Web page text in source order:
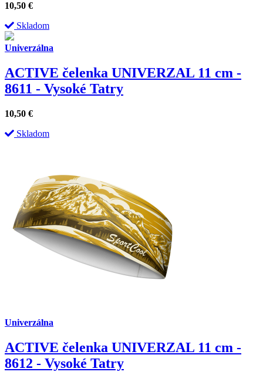
10,50 €
Skladom
Univerzálna
ACTIVE čelenka UNIVERZAL 11 cm -
8611 - Vysoké Tatry
10,50 €
Skladom
Univerzálna
ACTIVE čelenka UNIVERZAL 11 cm -
8612 - Vysoké Tatry